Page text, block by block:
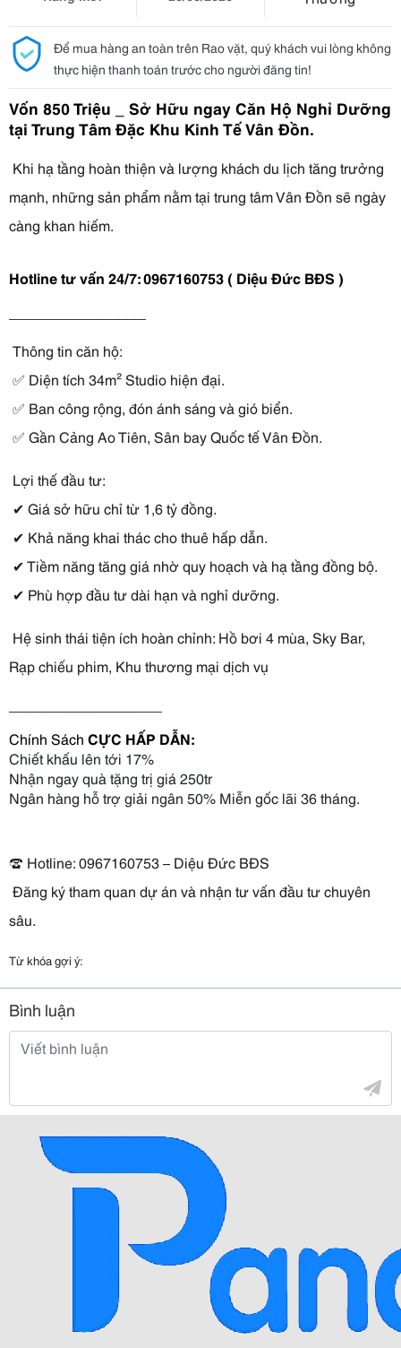
Để mua hàng an toàn trên Rao vặt, quý khách vui lòng không
thực hiện thanh toán trước cho người đăng tin!
Vốn 850 Triệu _ Sở Hữu ngay Căn Hộ Nghỉ Dưỡng
tại Trung Tâm Đặc Khu Kinh Tế Vân Đồn.
mạnh, những sản phẩm nằm tại trung tâm Vân Đồn sẽ ngày
càng khan hiếm.
Hotline tư vấn 24/7: 0967160753 ( Diệu Đức BĐS )
Thông tin căn hộ:
✅ Diện tích 34m² Studio hiện đại.
✅ Ban công rộng, đón ánh sáng và gió biển.
✅ Gần Cảng Ao Tiên, Sân bay Quốc tế Vân Đồn.
Lợi thế đầu tư:
✔ Giá sở hữu chỉ từ 1,6 tỷ đồng.
✔ Khả năng khai thác cho thuê hấp dẫn.
✔ Tiềm năng tăng giá nhờ quy hoạch và hạ tầng đồng bộ.
✔ Phù hợp đầu tư dài hạn và nghỉ dưỡng.
Rạp chiếu phim, Khu thương mại dịch vụ
Chính Sách CỰC HẤP DẪN:
Chiết khấu lên tới 17%
Nhận ngay quà tặng trị giá 250tr
Ngân hàng hỗ trợ giải ngân 50% Miễn gốc lãi 36 tháng.
☎ Hotline: 0967160753 – Diệu Đức BĐS
sâu.
Từ khóa gợi ý:
Bình luận